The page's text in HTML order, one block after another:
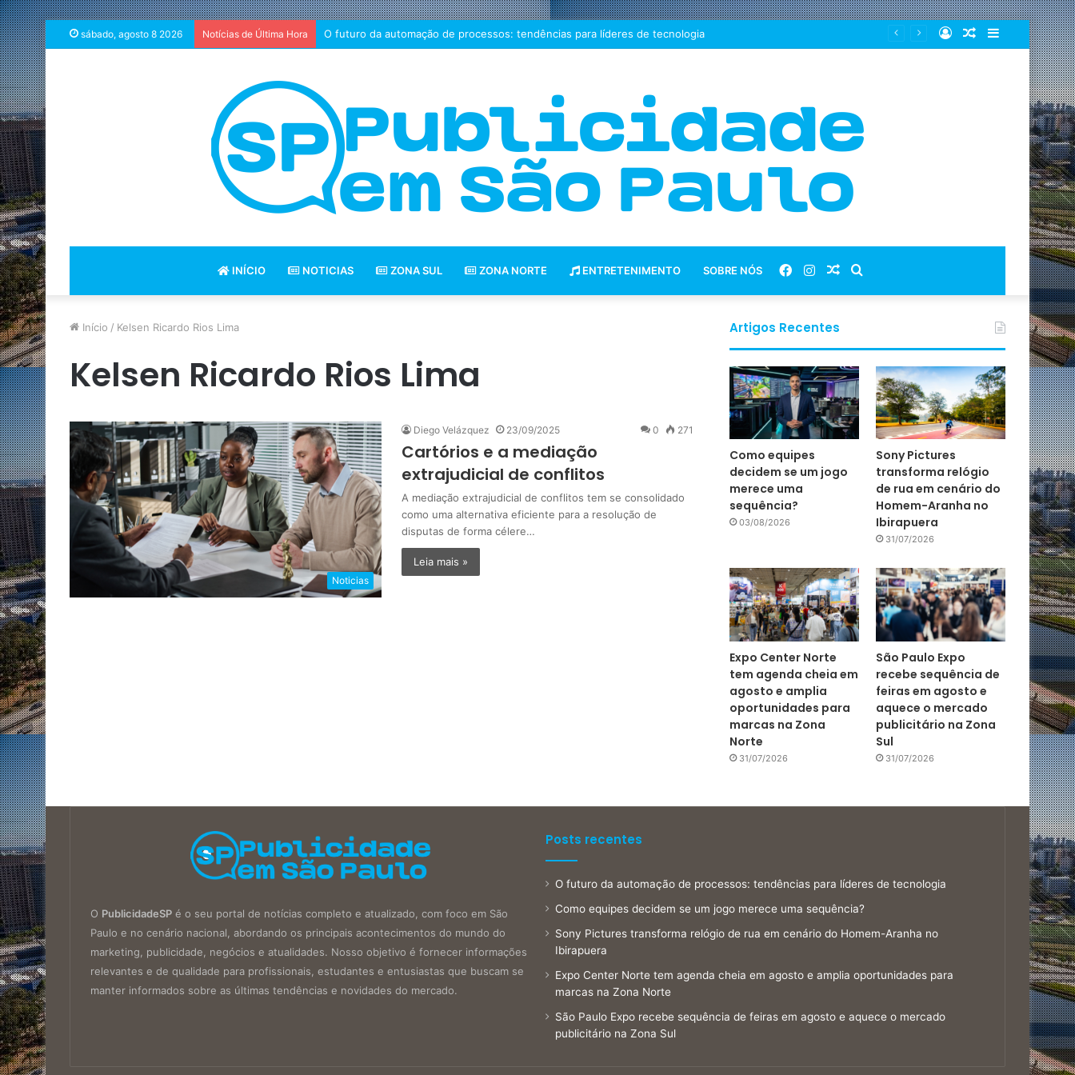
sábado, agosto 8 2026 Notícias de Última Hora O futuro da automação de processos: tendências para líderes de tecnologia
Barra
Lateral
Artigo
Entrar
INÍCIO NOTICIAS ZONA SUL ZONA NORTE ENTRETENIMENTO SOBRE NÓS Artigo
Instagram
Facebook
Início / Kelsen Ricardo Rios Lima
Kelsen Ricardo Rios Lima
Noticias
Diego Velázquez 23/09/2025 0 271
Cartórios e a mediação
extrajudicial de conflitos
A mediação extrajudicial de conflitos tem se consolidado
como uma alternativa eficiente para a resolução de
disputas de forma célere…
Leia mais »
Artigos Recentes
Como equipes
decidem se um jogo
merece uma
sequência?
03/08/2026
Sony Pictures
transforma relógio
de rua em cenário do
Homem-Aranha no
Ibirapuera
31/07/2026
Expo Center Norte
tem agenda cheia em
agosto e amplia
oportunidades para
marcas na Zona
Norte
31/07/2026
São Paulo Expo
recebe sequência de
feiras em agosto e
aquece o mercado
publicitário na Zona
Sul
31/07/2026
O PublicidadeSP é o seu portal de notícias completo e atualizado, com foco em São
Paulo e no cenário nacional, abordando os principais acontecimentos do mundo do
marketing, publicidade, negócios e atualidades. Nosso objetivo é fornecer informações
relevantes e de qualidade para profissionais, estudantes e entusiastas que buscam se
manter informados sobre as últimas tendências e novidades do mercado.
Posts recentes
O futuro da automação de processos: tendências para líderes de tecnologia
Como equipes decidem se um jogo merece uma sequência?
Sony Pictures transforma relógio de rua em cenário do Homem-Aranha no
Ibirapuera
Expo Center Norte tem agenda cheia em agosto e amplia oportunidades para
marcas na Zona Norte
São Paulo Expo recebe sequência de feiras em agosto e aquece o mercado
publicitário na Zona Sul